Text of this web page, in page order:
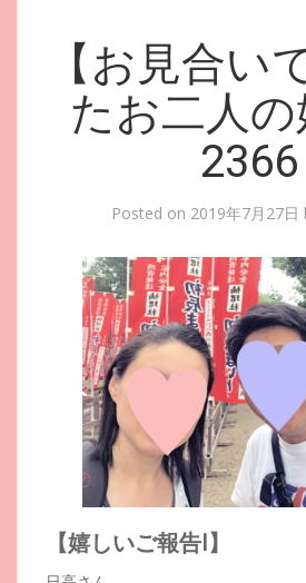
【お見合い
たお二人の
2366
Posted on 2019年7月27日
【嬉しいご報告Ⅰ】